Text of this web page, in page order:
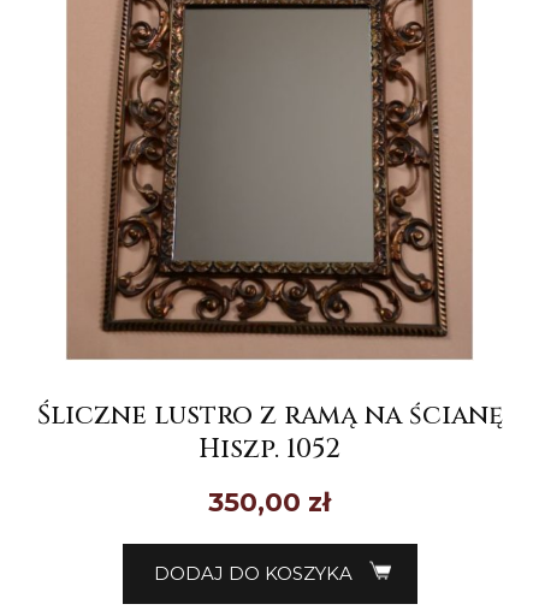
Śliczne lustro z ramą na ścianę
Hiszp. 1052
350,00 zł
DODAJ DO KOSZYKA